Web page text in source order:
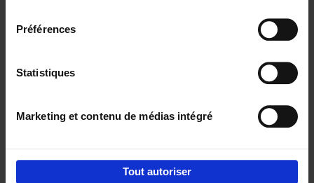
Préférences
Statistiques
Marketing et contenu de médias intégré
Tout autoriser
Building Bonds = Building